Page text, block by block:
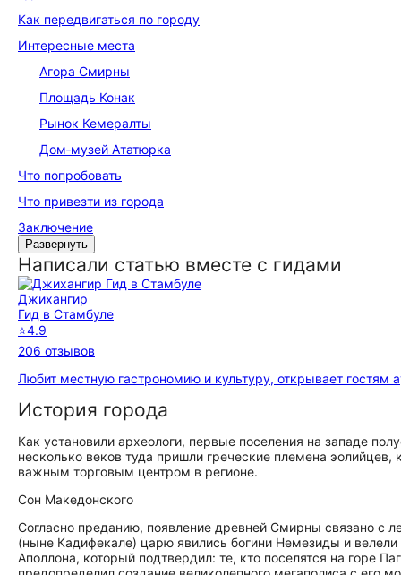
Как передвигаться по городу
Интересные места
Агора Смирны
Площадь Конак
Рынок Кемералты
Дом‑музей Ататюрка
Что попробовать
Что привезти из города
Заключение
Развернуть
Написали статью вместе с гидами
Джихангир
Гид в Стамбуле
⭐4.9
206 отзывов
Любит местную гастрономию и культуру, открывает гостям
История города
Как установили археологи, первые поселения на западе
несколько веков туда пришли греческие племена
важным торговым центром в регионе.
Сон Македонского
Согласно преданию, появление древней Смирны связано с
(ныне Кадифекале) царю явились богини Немезиды и
Аполлона, который подтвердил: те, кто поселятся на горе